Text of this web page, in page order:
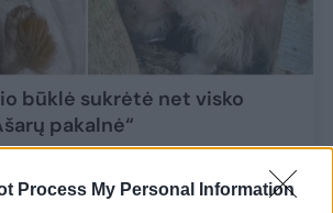
Process My Personal Information
būklė sukrėtė net visko
pakalnė“